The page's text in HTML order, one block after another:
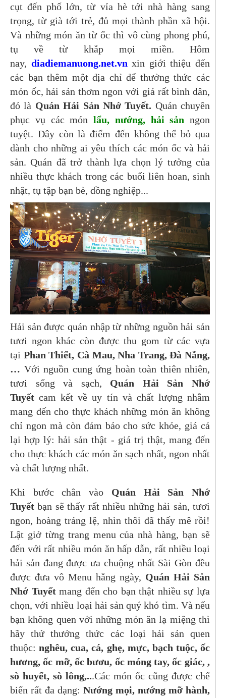
cụt đến phố lớn, từ vỉa hè tới nhà hàng sang
trọng, từ già tới trẻ, đủ mọi thành phần xã hội.
Và những món ăn từ ốc thì vô cùng phong phú,
tụ về từ khắp mọi miền. Hôm
nay, diadiemanuong.net.vn xin giới thiệu đến
các bạn thêm một địa chỉ để thưởng thức các
món ốc, hải sản thơm ngon với giá rất bình dân,
đó là Quán Hải Sản Nhớ Tuyết. Quán chuyên
phục vụ các món lẩu, nướng, hải sản ngon
tuyệt. Đây còn là điểm đến không thể bỏ qua
dành cho những ai yêu thích các món ốc và hải
sản. Quán đã trở thành lựa chọn lý tưởng của
nhiều thực khách trong các buổi liên hoan, sinh
nhật, tụ tập bạn bè, đồng nghiệp...
Hải sản được quán nhập từ những nguồn hải sản
tươi ngon khác còn được thu gom từ các vựa
tại Phan Thiết, Cà Mau, Nha Trang, Đà Nẵng,
… Với nguồn cung ứng hoàn toàn thiên nhiên,
tươi sống và sạch, Quán Hải Sản Nhớ
Tuyếtcam kết về uy tín và chất lượng nhằm
mang đến cho thực khách những món ăn không
chỉ ngon mà còn đảm bảo cho sức khỏe, giá cả
lại hợp lý: hải sản thật - giá trị thật, mang đến
cho thực khách các món ăn sạch nhất, ngon nhất
và chất lượng nhất.
Khi bước chân vào Quán Hải Sản Nhớ
Tuyết bạn sẽ thấy rất nhiều những hải sản, tươi
ngon, hoàng tráng lệ, nhìn thôi đã thấy mê rồi!
Lật giở từng trang menu của nhà hàng, bạn sẽ
đến với rất nhiều món ăn hấp dẫn, rất nhiều loại
hải sản đang được ưa chuộng nhất Sài Gòn đều
được đưa vô Menu hằng ngày, Quán Hải Sản
Nhớ Tuyếtmang đến cho bạn thật nhiều sự lựa
chọn, với nhiều loại hải sản quý khó tìm. Và nếu
bạn không quen với những món ăn lạ miệng thì
hãy thử thưởng thức các loại hải sản quen
thuộc: nghêu, cua, cá, ghẹ, mực, bạch tuộc, ốc
hương, ốc mỡ, ốc bươu, ốc móng tay, ốc giác, ,
sò huyết, sò lông,...Các món ốc cũng được chế
biến rất đa dạng: Nướng mọi, nướng mỡ hành,